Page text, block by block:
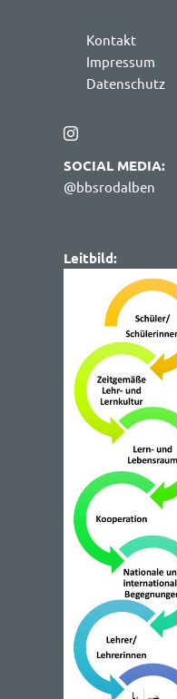
Kontakt
Impressum
Datenschutz
SOCIAL MEDIA:
@bbsrodalben
Leitbild: